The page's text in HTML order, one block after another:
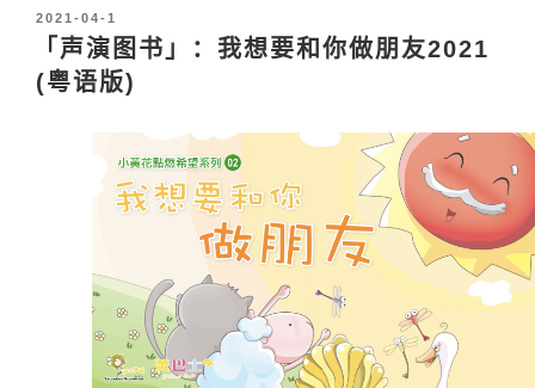
发
布
2021-04-1
「声演图书」：我想要和你做朋友2021
(粤语版)